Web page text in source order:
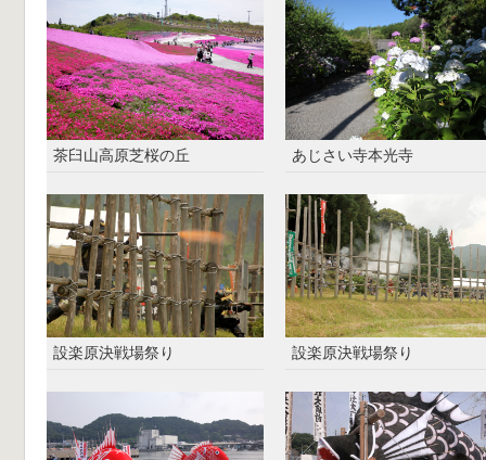
茶臼山高原芝桜の丘 あじさい寺本光寺
設楽原決戦場祭り 設楽原決戦場祭り